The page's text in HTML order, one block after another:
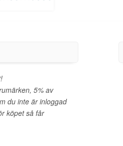
5% av
du inte är inloggad
köpet så får